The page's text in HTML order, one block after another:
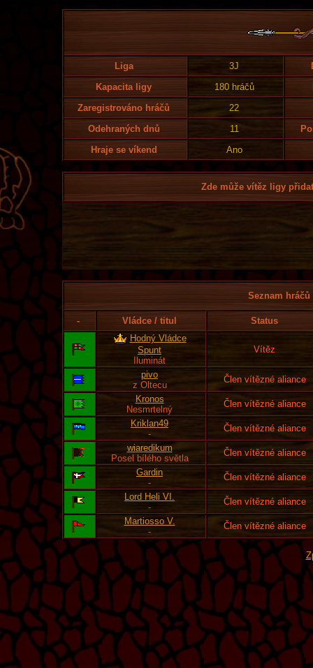
Liga 3J
Kapacita ligy
180 hráčů
Zaregistrováno hráčů
22
Odehraných dnů
11
Hraje se víkend
Ano
Zde může vítěz ligy
Seznam
- Vládce / titul
Status
Hodný Vládce
Spunt
Iluminát
Vítěz
pivo
z Oltecu
Člen vítězné aliance
Kronos
Nesmrtelný
Člen vítězné aliance
Kriklan49
-
Člen vítězné aliance
wiaredikum
Posel bílého světla
Člen vítězné aliance
Gardin
-
Člen vítězné aliance
Lord Heli VI.
-
Člen vítězné aliance
Martiosso V.
-
Člen vítězné aliance